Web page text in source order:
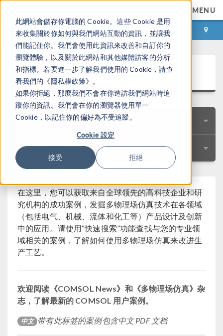
此網站會儲存你電腦的 Cookie。這些 Cookie 是用
來收集關於你如何與我們網站互動的資訊，並讓我
們能記住你。我們會使用此資訊來改善和自訂你的
瀏覽體驗，以及關於此網站和其他媒體訪客的分析
和指標。若要進一步了解我們使用的 Cookie，請查
看我們的《隱私權政策》。
如果你拒絕，那麼我們不會在你造訪我們網站時追
蹤你的資訊。我們會在你的瀏覽器使用單一
Cookie，以記住你的偏好為不受追蹤。
Cookie 設定
接受 拒絕
MENU
登录 咨询与购买
用户案例集锦
快速搜索
技术资料
在这里，您可以获取来自全球领先的高科技企业和研
究机构的成功案例，发掘多物理场仿真技术在各领域
（包括电气、机械、流体和化工等）产品设计及创新
中的应用。请使用“快速搜索”功能查找与您的专业领
域相关的案例，了解如何使用多物理场仿真来改进生
产工艺。
欢迎阅读《COMSOL News》和《多物理场仿真》杂
志，了解最新的 COMSOL 用户案例。
中文 带有此标签的案例包含中文 PDF 文档